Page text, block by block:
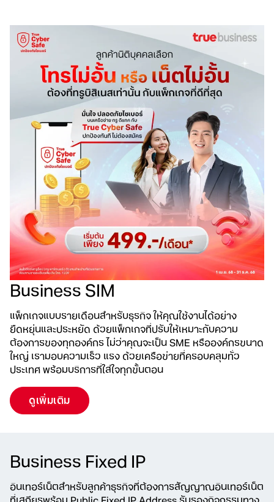
Business SIM
แพ็กเกจแบบรายเดือนสำหรับธุรกิจ ให้คุณใช้งานได้อย่าง
ยืดหยุ่นและประหยัด ด้วยแพ็กเกจที่ปรับให้เหมาะกับความ
ต้องการของทุกองค์กร ไม่ว่าคุณจะเป็น SME หรือองค์กรขนาด
ใหญ่ เรามอบความเร็ว แรง ด้วยเครือข่ายที่ครอบคลุมทั่ว
ประเทศ พร้อมบริการที่ใส่ใจทุกขั้นตอน
ดูเพิ่มเติม
Business Fixed IP
อินเทอร์เน็ตสำหรับลูกค้าธุรกิจที่ต้องการสัญญาณอินเทอร์เน็ต